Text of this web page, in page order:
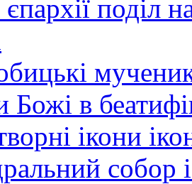
поділ
Божі в
ікони
собор